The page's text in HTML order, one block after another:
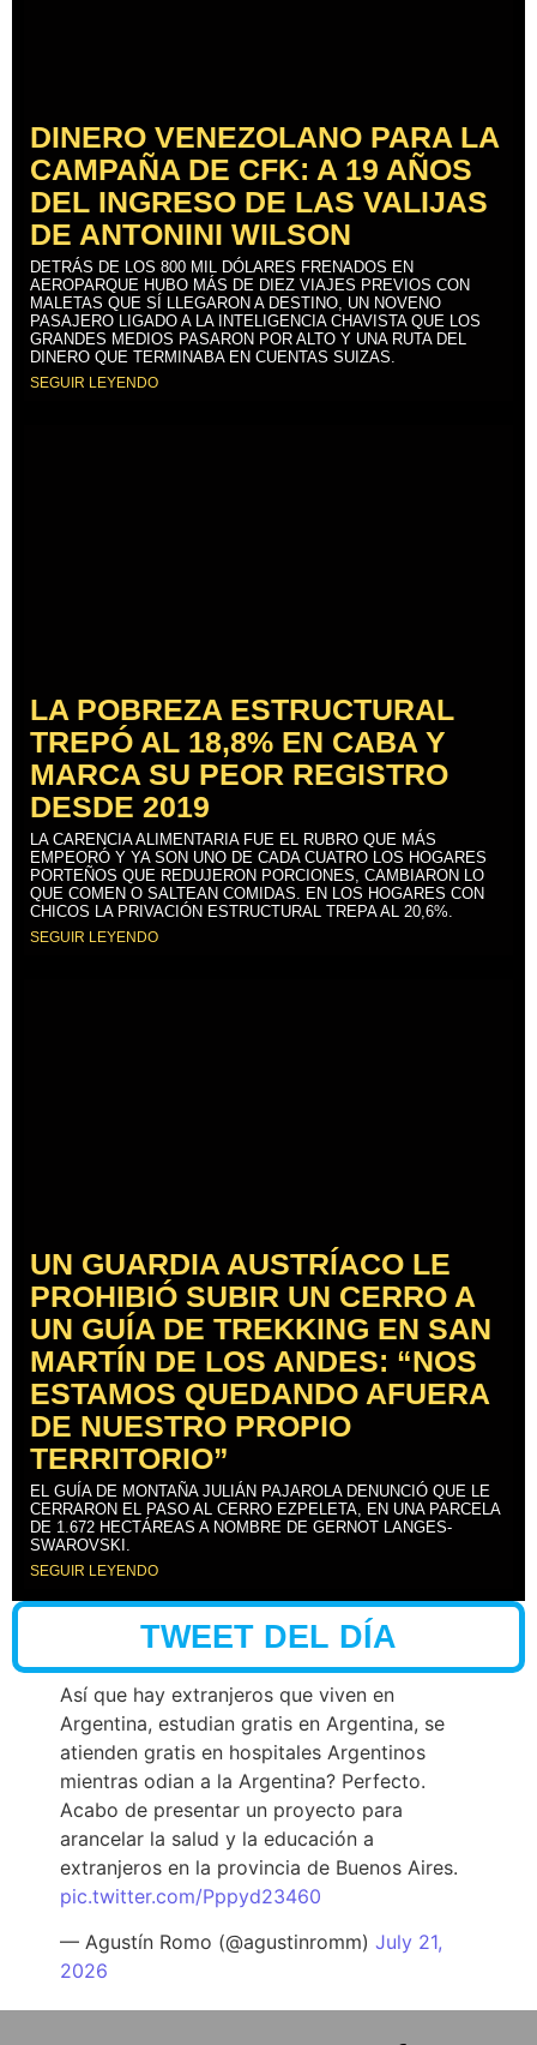
DINERO VENEZOLANO PARA LA
CAMPAÑA DE CFK: A 19 AÑOS
DEL INGRESO DE LAS VALIJAS
DE ANTONINI WILSON
DETRÁS DE LOS 800 MIL DÓLARES FRENADOS EN
AEROPARQUE HUBO MÁS DE DIEZ VIAJES PREVIOS CON
MALETAS QUE SÍ LLEGARON A DESTINO, UN NOVENO
PASAJERO LIGADO A LA INTELIGENCIA CHAVISTA QUE LOS
GRANDES MEDIOS PASARON POR ALTO Y UNA RUTA DEL
DINERO QUE TERMINABA EN CUENTAS SUIZAS.
SEGUIR LEYENDO
LA POBREZA ESTRUCTURAL
TREPÓ AL 18,8% EN CABA Y
MARCA SU PEOR REGISTRO
DESDE 2019
LA CARENCIA ALIMENTARIA FUE EL RUBRO QUE MÁS
EMPEORÓ Y YA SON UNO DE CADA CUATRO LOS HOGARES
PORTEÑOS QUE REDUJERON PORCIONES, CAMBIARON LO
QUE COMEN O SALTEAN COMIDAS. EN LOS HOGARES CON
CHICOS LA PRIVACIÓN ESTRUCTURAL TREPA AL 20,6%.
SEGUIR LEYENDO
UN GUARDIA AUSTRÍACO LE
PROHIBIÓ SUBIR UN CERRO A
UN GUÍA DE TREKKING EN SAN
MARTÍN DE LOS ANDES: “NOS
ESTAMOS QUEDANDO AFUERA
DE NUESTRO PROPIO
TERRITORIO”
EL GUÍA DE MONTAÑA JULIÁN PAJAROLA DENUNCIÓ QUE LE
CERRARON EL PASO AL CERRO EZPELETA, EN UNA PARCELA
DE 1.672 HECTÁREAS A NOMBRE DE GERNOT LANGES-
SWAROVSKI.
SEGUIR LEYENDO
TWEET DEL DÍA
Así que hay extranjeros que viven en
Argentina, estudian gratis en Argentina, se
atienden gratis en hospitales Argentinos
mientras odian a la Argentina? Perfecto.
Acabo de presentar un proyecto para
arancelar la salud y la educación a
extranjeros en la provincia de Buenos Aires.
pic.twitter.com/Pppyd23460
— Agustín Romo (@agustinromm) July 21,
2026